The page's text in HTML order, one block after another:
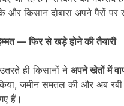
और किसान दोबारा अपने पैरों
—फिर से खड़े होने की तैयारी
ही किसानों ने अपने खेतों में
जमीन समतल की और अब रबी
हैं।